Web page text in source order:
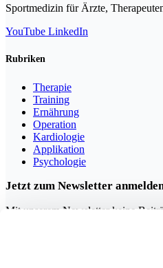
Sportmedizin für Ärzte,
YouTube LinkedIn
Rubriken
Therapie
Training
Ernährung
Operation
Kardiologie
Applikation
Psychologie
Jetzt zum Newsletter
Mit unserem Newsletter keine